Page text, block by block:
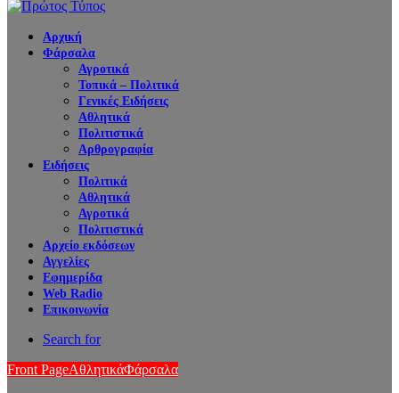
Αρχική
Φάρσαλα
Αγροτικά
Τοπικά – Πολιτικά
Γενικές Ειδήσεις
Αθλητικά
Πολιτιστικά
Αρθρογραφία
Ειδήσεις
Πολιτικά
Αθλητικά
Αγροτικά
Πολιτιστικά
Αρχείο εκδόσεων
Αγγελίες
Εφημερίδα
Web Radio
Επικοινωνία
Search for
Front PageΑθλητικάΦάρσαλα